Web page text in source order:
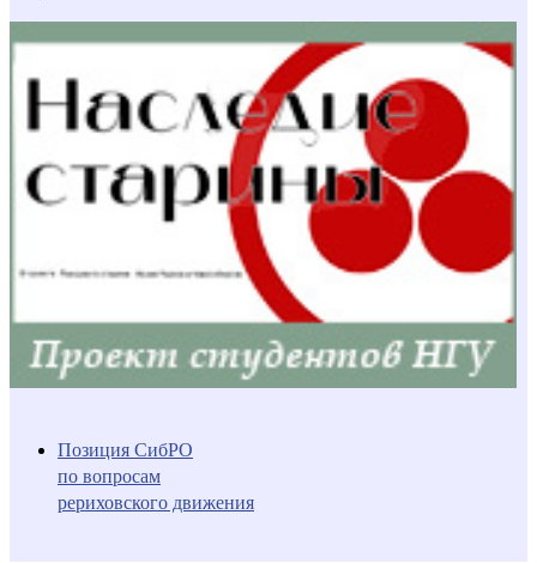
Позиция СибРО
по вопросам
рериховского движения